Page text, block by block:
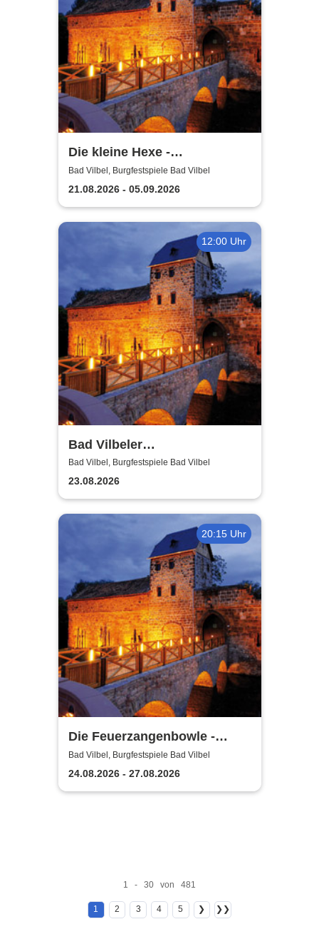
Die kleine Hexe -
Burgfestspiele Bad Vilbel
Bad Vilbel, Burgfestspiele Bad Vilbel
21.08.2026 - 05.09.2026
12:00 Uhr
Bad Vilbeler
Kammerorchester -
Burgfestspiele Bad Vilbel
Bad Vilbel, Burgfestspiele Bad Vilbel
23.08.2026
20:15 Uhr
Die Feuerzangenbowle -
Burgfestspiele Bad Vilbel
Bad Vilbel, Burgfestspiele Bad Vilbel
24.08.2026 - 27.08.2026
1 - 30 von 481
1 2 3 4 5 ❯ ❯❯